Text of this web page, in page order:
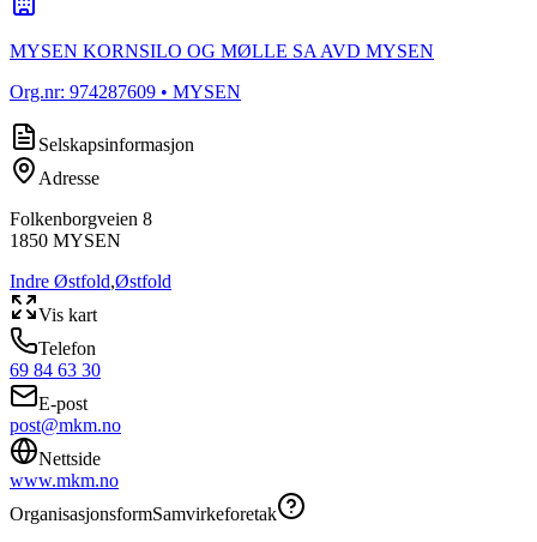
MYSEN KORNSILO OG MØLLE SA AVD MYSEN
Org.nr: 974287609 • MYSEN
Selskapsinformasjon
Adresse
Folkenborgveien 8
1850 MYSEN
Indre Østfold,Østfold
Vis kart
Telefon
69 84 63 30
E-post
post@mkm.no
Nettside
www.mkm.no
OrganisasjonsformSamvirkeforetak